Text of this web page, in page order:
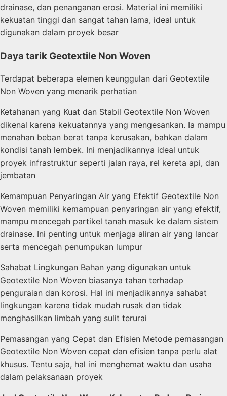
drainase, dan penanganan erosi. Material ini memiliki
kekuatan tinggi dan sangat tahan lama, ideal untuk
digunakan dalam proyek besar
Daya tarik Geotextile Non Woven
Terdapat beberapa elemen keunggulan dari Geotextile
Non Woven yang menarik perhatian
Ketahanan yang Kuat dan Stabil Geotextile Non Woven
dikenal karena kekuatannya yang mengesankan. Ia mampu
menahan beban berat tanpa kerusakan, bahkan dalam
kondisi tanah lembek. Ini menjadikannya ideal untuk
proyek infrastruktur seperti jalan raya, rel kereta api, dan
jembatan
Kemampuan Penyaringan Air yang Efektif Geotextile Non
Woven memiliki kemampuan penyaringan air yang efektif,
mampu mencegah partikel tanah masuk ke dalam sistem
drainase. Ini penting untuk menjaga aliran air yang lancar
serta mencegah penumpukan lumpur
Sahabat Lingkungan Bahan yang digunakan untuk
Geotextile Non Woven biasanya tahan terhadap
penguraian dan korosi. Hal ini menjadikannya sahabat
lingkungan karena tidak mudah rusak dan tidak
menghasilkan limbah yang sulit terurai
Pemasangan yang Cepat dan Efisien Metode pemasangan
Geotextile Non Woven cepat dan efisien tanpa perlu alat
khusus. Tentu saja, hal ini menghemat waktu dan usaha
dalam pelaksanaan proyek